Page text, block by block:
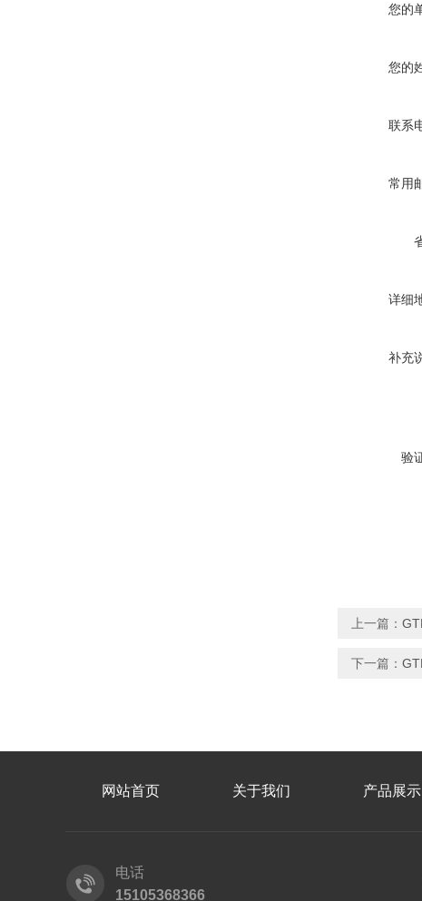
您的
您的
联系
常用
详细
补充
验
上一篇：
下一篇：
网站首页 关于我们 产品展示
电话
15105368366